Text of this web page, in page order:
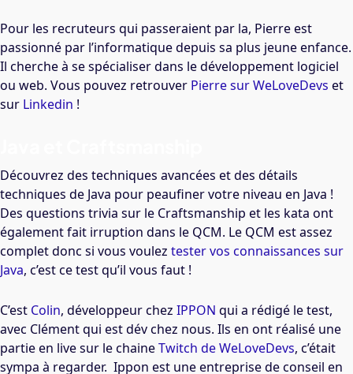
Pour les recruteurs qui passeraient par la, Pierre est
passionné par l’informatique depuis sa plus jeune enfance.
Il cherche à se spécialiser dans le développement logiciel
ou web. Vous pouvez retrouver Pierre sur WeLoveDevs et
sur Linkedin !
Découvrez des techniques avancées et des détails
techniques de Java pour peaufiner votre niveau en Java !
Des questions trivia sur le Craftsmanship et les kata ont
également fait irruption dans le QCM. Le QCM est assez
complet donc si vous vouleztester vos connaissances sur
Java, c’est ce test qu’il vous faut !
C’est Colin, développeur chezIPPON qui a rédigé le test,
avec Clément qui est dév chez nous. Ils en ont réalisé une
partie en live sur le chaineTwitch de WeLoveDevs, c’était
sympa à regarder. Ippon est une entreprise de conseil en